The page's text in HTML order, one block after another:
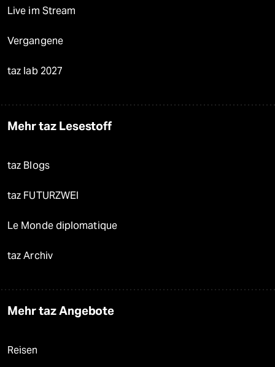
Live im Stream
Vergangene
taz lab 2027
Mehr taz Lesestoff
taz Blogs
taz FUTURZWEI
Le Monde diplomatique
taz Archiv
Mehr taz Angebote
Reisen